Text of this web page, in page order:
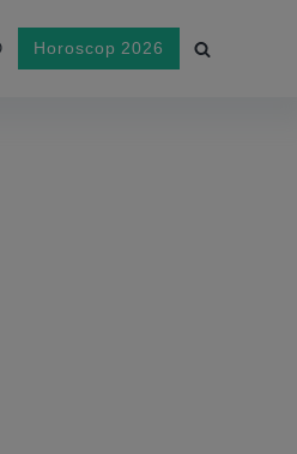
Horoscop 2026